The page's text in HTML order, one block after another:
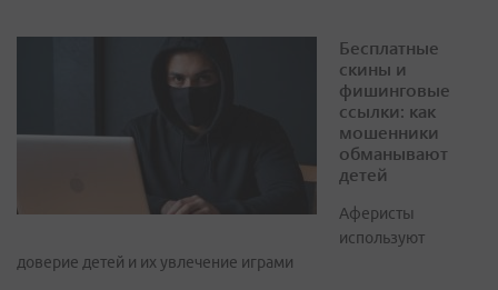
Бесплатные
скины и
фишинговые
ссылки: как
мошенники
обманывают
детей
Аферисты
используют
доверие детей и их увлечение играми